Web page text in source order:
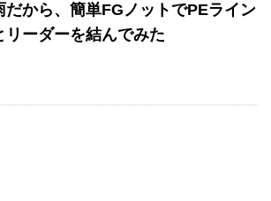
だから、簡単FGノットでPEライン
リーダーを結んでみた